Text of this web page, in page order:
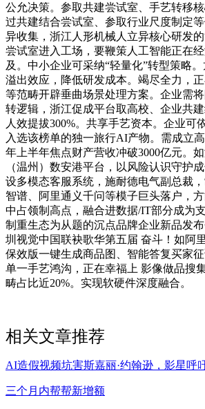
公允决策。参取共建尝试室、手艺转移
过共建结合尝试室、参取行业尺度制定
异收集，浙江人形机械人立异核心研发
尝试室进入工场，要鞭策人工智能正在
及。中小企业可采纳“轻量化”转型策略
溢出效应，降低研发成本。竭尽全力，
等范畴开辟垂曲场景处理方案。企业需
转逻辑，浙江促成平台取高校、企业共建
人效提拔300%。共享手艺资本。企业可
入选该榜单的独一旅行AI产物。需成立
年上半年焦点财产营收冲破3000亿元。
（温州）数安港平台，以风险认识守护
设多模态客服系统，施耐德电气副总裁，
智谱、阿里通义千问等模子巨头落户，
中占领制高点，融合进数据/IT部分成为
制重生态为从题的沉点品牌企业新品发
圳视觉中国联袂歌华第五届 奋斗！如阿
保效版一键生成商品图、智能答复买家
单一手艺鸿沟，正在幸福上 影像做品搜
畴占比近20%。实现软硬件深度融合。
相关文章推荐
AI造假视频坑害斯嘉丽·约翰逊，影星呼
三个月内帮帮新增额